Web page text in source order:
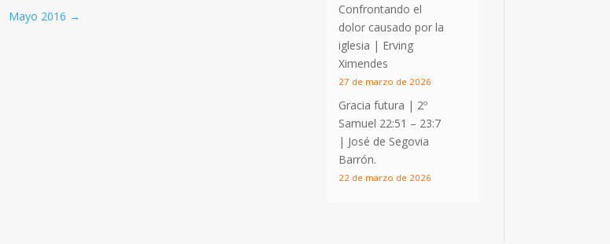
Mayo 2016 →
Confrontando el
dolor causado por la
iglesia | Erving
Ximendes
27 de marzo de 2026
Gracia futura | 2º
Samuel 22:51 – 23:7
| José de Segovia
Barrón.
22 de marzo de 2026